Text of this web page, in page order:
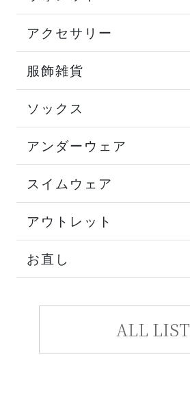
アクセサリー
服飾雑貨
ソックス
アンダーウェア
スイムウェア
アウトレット
お直し
ALL LIST